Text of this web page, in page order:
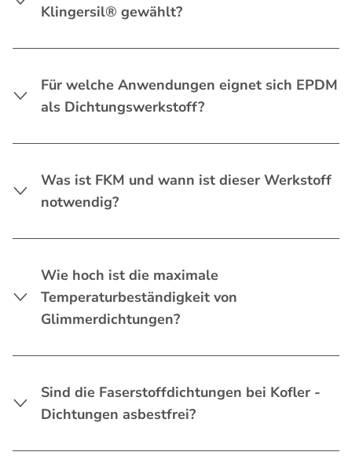
Klingersil® gewählt?
Für welche Anwendungen eignet sich EPDM
als Dichtungswerkstoff?
Was ist FKM und wann ist dieser Werkstoff
notwendig?
Wie hoch ist die maximale
Temperaturbeständigkeit von
Glimmerdichtungen?
Sind die Faserstoffdichtungen bei Kofler -
Dichtungen asbestfrei?